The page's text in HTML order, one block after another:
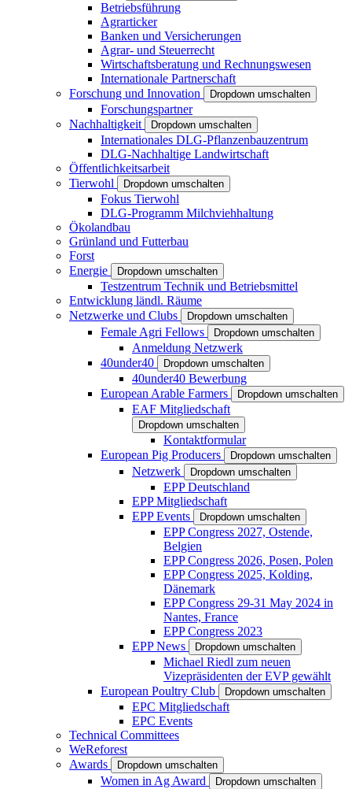
Betriebsführung
Agrarticker
Banken und Versicherungen
Agrar- und Steuerrecht
Wirtschaftsberatung und Rechnungswesen
Internationale Partnerschaft
Forschung und Innovation
Dropdown umschalten
Forschungspartner
Nachhaltigkeit
Dropdown umschalten
Internationales DLG-Pflanzenbauzentrum
DLG-Nachhaltige Landwirtschaft
Öffentlichkeitsarbeit
Tierwohl
Dropdown umschalten
Fokus Tierwohl
DLG-Programm Milchviehhaltung
Ökolandbau
Grünland und Futterbau
Forst
Energie
Dropdown umschalten
Testzentrum Technik und Betriebsmittel
Entwicklung ländl. Räume
Netzwerke und Clubs
Dropdown umschalten
Female Agri Fellows Dropdown umschalten
Anmeldung Netzwerk
40under40
Dropdown umschalten
40under40 Bewerbung
European Arable Farmers
Dropdown umschalten
EAF Mitgliedschaft
Dropdown umschalten
Kontaktformular
European Pig Producers
Dropdown umschalten
Netzwerk Dropdown umschalten
EPP Deutschland
EPP Mitgliedschaft
EPP Events
Dropdown umschalten
EPP Congress 2027, Ostende,
Belgien
EPP Congress 2026, Posen, Polen
EPP Congress 2025, Kolding,
Dänemark
EPP Congress 29-31 May 2024 in
Nantes, France
EPP Congress 2023
EPP News
Dropdown umschalten
Michael Riedl zum neuen
Vizepräsidenten der EVP gewählt
European Poultry Club
Dropdown umschalten
EPC Mitgliedschaft
EPC Events
Technical Committees
WeReforest
Awards
Dropdown umschalten
Women in Ag Award Dropdown umschalten